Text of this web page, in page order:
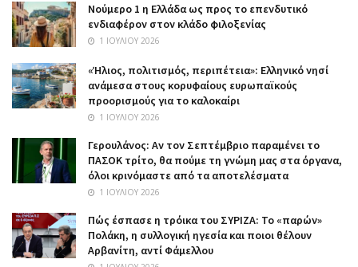
Nούμερο 1 η Ελλάδα ως προς το επενδυτικό
ενδιαφέρον στον κλάδο φιλοξενίας
1 ΙΟΥΛΊΟΥ 2026
«Ήλιος, πολιτισμός, περιπέτεια»: Ελληνικό νησί
ανάμεσα στους κορυφαίους ευρωπαϊκούς
προορισμούς για το καλοκαίρι
1 ΙΟΥΛΊΟΥ 2026
Γερουλάνος: Αν τον Σεπτέμβριο παραμένει το
ΠΑΣΟΚ τρίτο, θα πούμε τη γνώμη μας στα όργανα,
όλοι κρινόμαστε από τα αποτελέσματα
1 ΙΟΥΛΊΟΥ 2026
Πώς έσπασε η τρόικα του ΣΥΡΙΖΑ: Το «παρών»
Πολάκη, η συλλογική ηγεσία και ποιοι θέλουν
Αρβανίτη, αντί Φάμελλου